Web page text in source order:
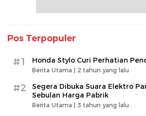
Pos Terpopuler
#1 Honda Stylo Curi Perhatian
Berita Utama | 2 tahun yang lalu
#2
Segera Dibuka Suara Elektro
Sebulan Harga Pabrik
Berita Utama | 3 tahun yang lalu